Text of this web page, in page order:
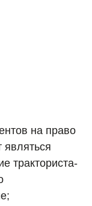
на право
являться
тракториста-